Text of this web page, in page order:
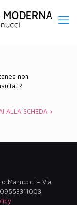
non
ALLA SCHEDA >
Mannucci – Via